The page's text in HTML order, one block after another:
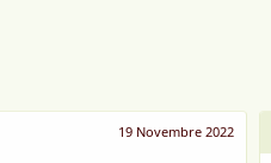
19 Novembre 2022